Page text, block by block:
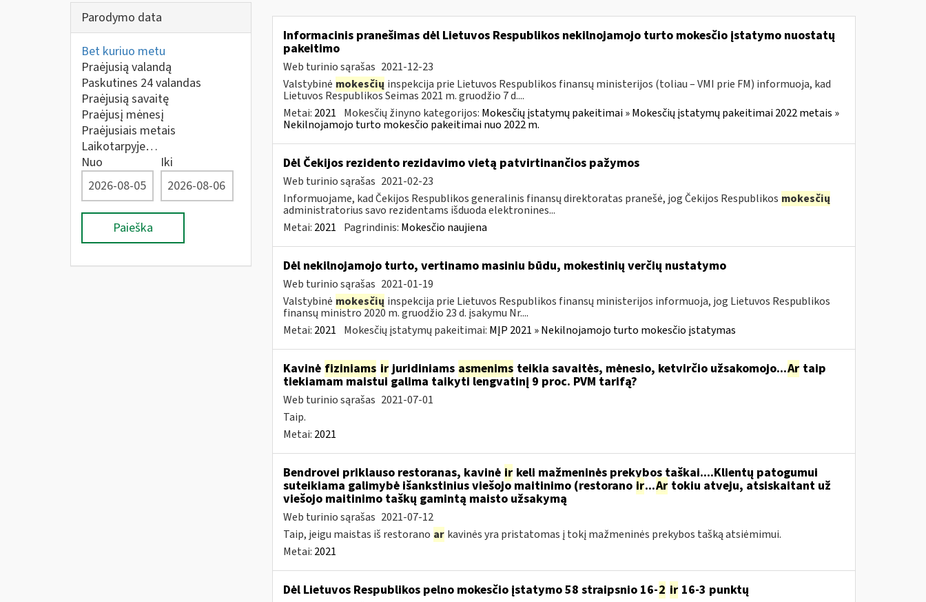
Parodymo data
Bet kuriuo metu
Praėjusią valandą
Paskutines 24 valandas
Praėjusią savaitę
Praėjusį mėnesį
Praėjusiais metais
Laikotarpyje…
Nuo
Iki
Paieška
Informacinis pranešimas dėl Lietuvos Respublikos nekilnojamojo turto mokesčio įstatymo nuostatų
pakeitimo
Web turinio sąrašas 2021-12-23
Valstybinė mokesčių inspekcija prie Lietuvos Respublikos finansų ministerijos (toliau – VMI prie FM) informuoja, kad
Lietuvos Respublikos Seimas 2021 m. gruodžio 7 d....
Metai: 2021 Mokesčių žinyno kategorijos: Mokesčių įstatymų pakeitimai » Mokesčių įstatymų pakeitimai 2022 metais »
Nekilnojamojo turto mokesčio pakeitimai nuo 2022 m.
Dėl Čekijos rezidento rezidavimo vietą patvirtinančios pažymos
Web turinio sąrašas 2021-02-23
Informuojame, kad Čekijos Respublikos generalinis finansų direktoratas pranešė, jog Čekijos Respublikos mokesčių
administratorius savo rezidentams išduoda elektronines...
Metai: 2021 Pagrindinis: Mokesčio naujiena
Dėl nekilnojamojo turto, vertinamo masiniu būdu, mokestinių verčių nustatymo
Web turinio sąrašas 2021-01-19
Valstybinė mokesčių inspekcija prie Lietuvos Respublikos finansų ministerijos informuoja, jog Lietuvos Respublikos
finansų ministro 2020 m. gruodžio 23 d. įsakymu Nr....
Metai: 2021 Mokesčių įstatymų pakeitimai: MĮP 2021 » Nekilnojamojo turto mokesčio įstatymas
Kavinė fiziniams irjuridiniams asmenims teikia savaitės, mėnesio, ketvirčio užsakomojo...Artaip
tiekiamam maistui galima taikyti lengvatinį 9 proc. PVM tarifą?
Web turinio sąrašas 2021-07-01
Taip.
Metai: 2021
Bendrovei priklauso restoranas, kavinė irkeli mažmeninės prekybos taškai....Klientų patogumui
suteikiama galimybė išankstinius viešojo maitinimo (restorano ir...Artokiu atveju, atsiskaitant už
viešojo maitinimo taškų gamintą maisto užsakymą
Web turinio sąrašas 2021-07-12
Taip, jeigu maistas iš restorano ar kavinės yra pristatomas į tokį mažmeninės prekybos tašką atsiėmimui.
Metai: 2021
Dėl Lietuvos Respublikos pelno mokesčio įstatymo 58 straipsnio 16-2 ir16-3 punktų